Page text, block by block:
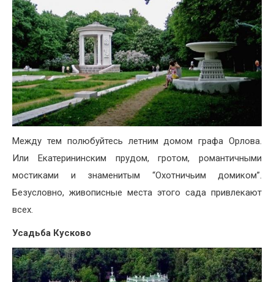
Между тем полюбуйтесь летним домом графа Орлова.
Или Екатерининским прудом, гротом, романтичными
мостиками и знаменитым “Охотничьим домиком”.
Безусловно, живописные места этого сада привлекают
всех.
Усадьба Кусково